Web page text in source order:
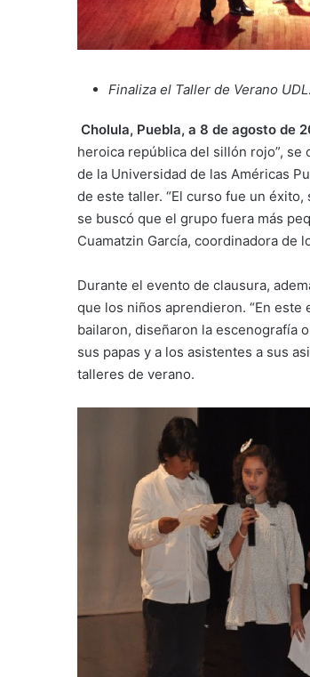
Finaliza el Taller de Verano
Cholula, Puebla, a 8 de agosto de
heroica república del sillón rojo”, se
de la Universidad de las Américas
de este taller. “El curso fue un
se buscó que el grupo fuera más
Cuamatzin García, coordinadora de
Durante el evento de clausura,
que los niños aprendieron. “En
bailaron, diseñaron la escenografía
sus papas y a los asistentes a sus
talleres de verano.